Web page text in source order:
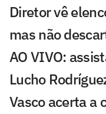
Diretor vê
mas não
AO VIVO:
Lucho
Vasco acerta a